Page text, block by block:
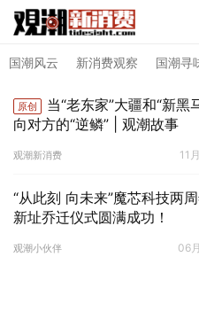
国潮风云 新消费观察 国潮寻
原创
当“老东家”大疆和“新黑
向对方的“逆鳞” | 观潮故事
观潮新消费 11
“从此刻 向未来”魔芯科技两
新址乔迁仪式圆满成功！
观潮小伙伴 06